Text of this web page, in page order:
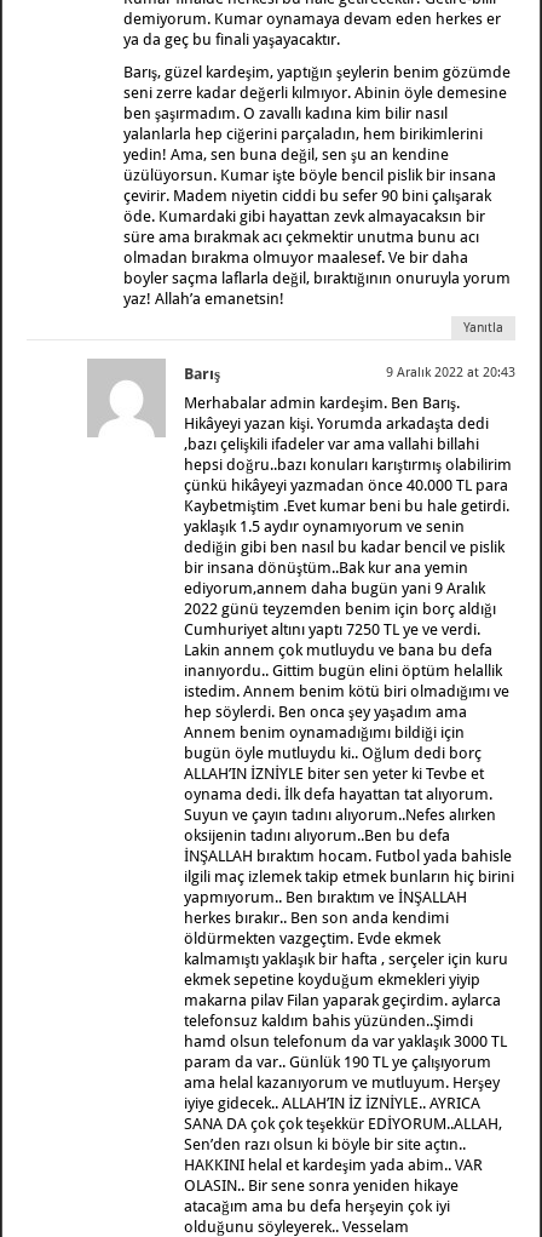
demiyorum. Kumar oynamaya devam eden herkes er
ya da geç bu finali yaşayacaktır.
Barış, güzel kardeşim, yaptığın şeylerin benim gözümde
seni zerre kadar değerli kılmıyor. Abinin öyle demesine
ben şaşırmadım. O zavallı kadına kim bilir nasıl
yalanlarla hep ciğerini parçaladın, hem birikimlerini
yedin! Ama, sen buna değil, sen şu an kendine
üzülüyorsun. Kumar işte böyle bencil pislik bir insana
çevirir. Madem niyetin ciddi bu sefer 90 bini çalışarak
öde. Kumardaki gibi hayattan zevk almayacaksın bir
süre ama bırakmak acı çekmektir unutma bunu acı
olmadan bırakma olmuyor maalesef. Ve bir daha
boyler saçma laflarla değil, bıraktığının onuruyla yorum
yaz! Allah’a emanetsin!
Yanıtla
Barış 9 Aralık 2022 at 20:43
Merhabalar admin kardeşim. Ben Barış.
Hikâyeyi yazan kişi. Yorumda arkadaşta dedi
,bazı çelişkili ifadeler var ama vallahi billahi
hepsi doğru..bazı konuları karıştırmış olabilirim
çünkü hikâyeyi yazmadan önce 40.000 TL para
Kaybetmiştim .Evet kumar beni bu hale getirdi.
yaklaşık 1.5 aydır oynamıyorum ve senin
dediğin gibi ben nasıl bu kadar bencil ve pislik
bir insana dönüştüm..Bak kur ana yemin
ediyorum,annem daha bugün yani 9 Aralık
2022 günü teyzemden benim için borç aldığı
Cumhuriyet altını yaptı 7250 TL ye ve verdi.
Lakin annem çok mutluydu ve bana bu defa
inanıyordu.. Gittim bugün elini öptüm helallik
istedim. Annem benim kötü biri olmadığımı ve
hep söylerdi. Ben onca şey yaşadım ama
Annem benim oynamadığımı bildiği için
bugün öyle mutluydu ki.. Oğlum dedi borç
ALLAH’IN İZNİYLE biter sen yeter ki Tevbe et
oynama dedi. İlk defa hayattan tat alıyorum.
Suyun ve çayın tadını alıyorum..Nefes alırken
oksijenin tadını alıyorum..Ben bu defa
İNŞALLAH bıraktım hocam. Futbol yada bahisle
ilgili maç izlemek takip etmek bunların hiç birini
yapmıyorum.. Ben bıraktım ve İNŞALLAH
herkes bırakır.. Ben son anda kendimi
öldürmekten vazgeçtim. Evde ekmek
kalmamıştı yaklaşık bir hafta , serçeler için kuru
ekmek sepetine koyduğum ekmekleri yiyip
makarna pilav Filan yaparak geçirdim. aylarca
telefonsuz kaldım bahis yüzünden..Şimdi
hamd olsun telefonum da var yaklaşık 3000 TL
param da var.. Günlük 190 TL ye çalışıyorum
ama helal kazanıyorum ve mutluyum. Herşey
iyiye gidecek.. ALLAH’IN İZ İZNİYLE.. AYRICA
SANA DA çok çok teşekkür EDİYORUM..ALLAH,
Sen’den razı olsun ki böyle bir site açtın..
HAKKINI helal et kardeşim yada abim.. VAR
OLASIN.. Bir sene sonra yeniden hikaye
atacağım ama bu defa herşeyin çok iyi
olduğunu söyleyerek.. Vesselam